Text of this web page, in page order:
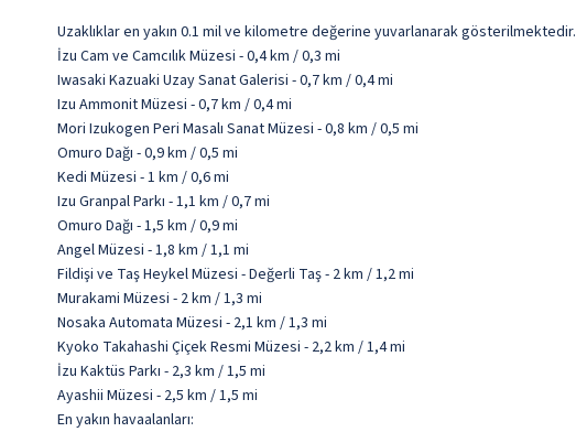
Uzaklıklar en yakın 0.1 mil ve kilometre değerine yuvarlanarak gösterilmektedir.
İzu Cam ve Camcılık Müzesi - 0,4 km / 0,3 mi
Iwasaki Kazuaki Uzay Sanat Galerisi - 0,7 km / 0,4 mi
Izu Ammonit Müzesi - 0,7 km / 0,4 mi
Mori Izukogen Peri Masalı Sanat Müzesi - 0,8 km / 0,5 mi
Omuro Dağı - 0,9 km / 0,5 mi
Kedi Müzesi - 1 km / 0,6 mi
Izu Granpal Parkı - 1,1 km / 0,7 mi
Omuro Dağı - 1,5 km / 0,9 mi
Angel Müzesi - 1,8 km / 1,1 mi
Fildişi ve Taş Heykel Müzesi - Değerli Taş - 2 km / 1,2 mi
Murakami Müzesi - 2 km / 1,3 mi
Nosaka Automata Müzesi - 2,1 km / 1,3 mi
Kyoko Takahashi Çiçek Resmi Müzesi - 2,2 km / 1,4 mi
İzu Kaktüs Parkı - 2,3 km / 1,5 mi
Ayashii Müzesi - 2,5 km / 1,5 mi
En yakın havaalanları: